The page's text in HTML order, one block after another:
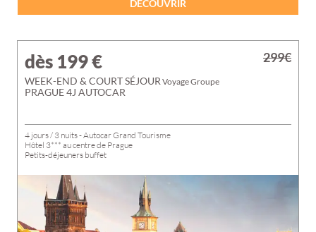
DÉCOUVRIR
dès 199€
WEEK-END & COURT SÉJOUR Voyage Groupe
PRAGUE 4J AUTOCAR
4 jours / 3 nuits - Autocar Grand Tourisme
Hôtel 3*** au centre de Prague
Petits-déjeuners buffet
299€